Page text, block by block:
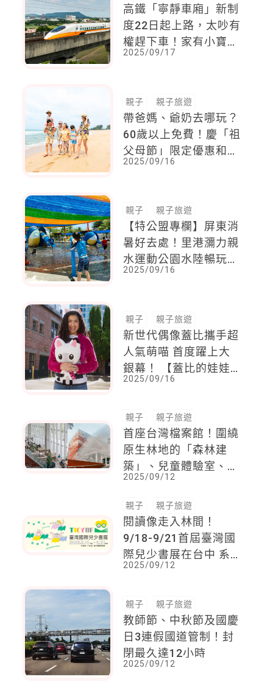
高鐵「寧靜車廂」新制
度22日起上路，太吵有
權趕下車！家有小寶
寶，家長擔憂
2025/09/17
親子 親子旅遊
帶爸媽、爺奶去哪玩？
60歲以上免費！慶「祖
父母節」限定優惠和景
點推薦一次看
2025/09/16
親子 親子旅遊
【特公盟專欄】屏東消
暑好去處！里港瀰力親
水運動公園水陸暢玩，
夏天就該這樣玩！
2025/09/16
親子 親子旅遊
新世代偶像蓋比攜手超
人氣萌喵 首度躍上大
銀幕！ 【蓋比的娃娃
屋大電影】帶小朋友一
2025/09/16
親子 親子旅遊
首座台灣檔案館！圍繞
原生林地的「森林建
築」、兒童體驗室、常
設展、絕美咖啡廳等
以綠意環繞走入往昔文
檔歷史歲月
2025/09/12
親子 親子旅遊
閱讀像走入林間！
9/18-9/21首屆臺灣國
際兒少書展在台中 系
列活動與彩蛋一次展開
2025/09/12
親子 親子旅遊
教師節、中秋節及國慶
日3連假國道管制！封
閉最久達12小時
2025/09/12